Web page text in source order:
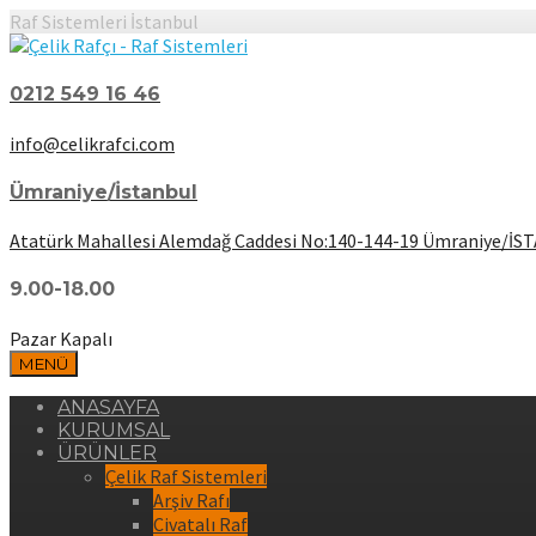
Raf Sistemleri İstanbul
0212 549 16 46
info@celikrafci.com
Ümraniye/İstanbul
Atatürk Mahallesi Alemdağ Caddesi No:140-144-19 Ümraniye/
9.00-18.00
Pazar Kapalı
MENÜ
ANASAYFA
KURUMSAL
ÜRÜNLER
Çelik Raf Sistemleri
Arşiv Rafı
Civatalı Raf